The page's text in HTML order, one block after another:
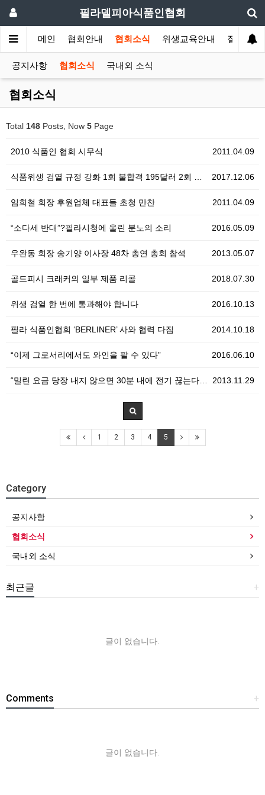
필라델피아식품인협회
메인 협회안내 협회소식 위생교육안내 질의답변
공지사항 협회소식 국내외 소식
협회소식
Total 148 Posts, Now 5 Page
2011.04.09
2010 식품인 협회 시무식
2017.12.06
식품위생 검열 규정 강화 1회 불합격 195달러 2회 …
2011.04.09
임희철 회장 후원업체 대표들 초청 만찬
2016.05.09
“소다세 반대”?필라시청에 울린 분노의 소리
2013.05.07
우완동 회장 송기양 이사장 48차 총연 총회 참석
2018.07.30
골드피시 크래커의 일부 제품 리콜
2016.10.13
위생 검열 한 번에 통과해야 합니다
2014.10.18
필라 식품인협회 ‘BERLINER’ 사와 협력 다짐
2016.06.10
“이제 그로서리에서도 와인을 팔 수 있다”
2013.11.29
“밀린 요금 당장 내지 않으면 30분 내에 전기 끊는다…
1 2 3 4 5
Category
공지사항
협회소식
국내외 소식
+
최근글
글이 없습니다.
+
Comments
글이 없습니다.